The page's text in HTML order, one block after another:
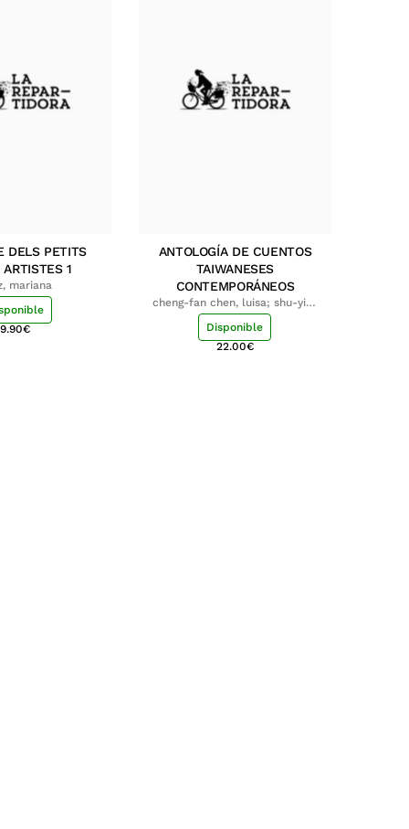
DELS PETITS
ARTISTES 1
mariana
9.90€
ANTOLOGÍA DE CUENTOS
TAIWANESES
CONTEMPORÁNEOS
cheng-fan chen, luisa; shu-ying
chang, luisa
Disponible
22.00€